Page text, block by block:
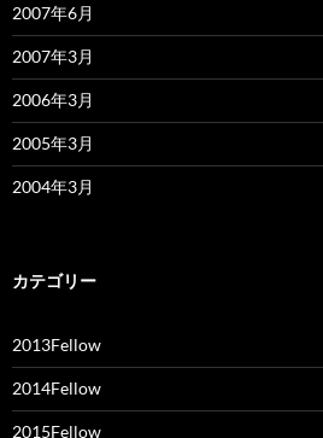
2007年6月
2007年3月
2006年3月
2005年3月
2004年3月
カテゴリー
2013Fellow
2014Fellow
2015Fellow